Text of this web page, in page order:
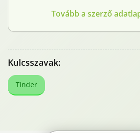
újságírásától.
Tovább a szerző
Kulcsszavak:
Tinder